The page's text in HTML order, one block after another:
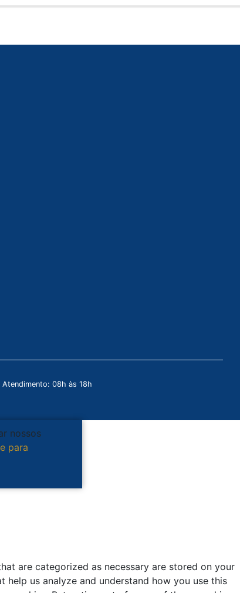
08h às 18h
nossos
para
are categorized as necessary are stored on your
us analyze and understand how you use this